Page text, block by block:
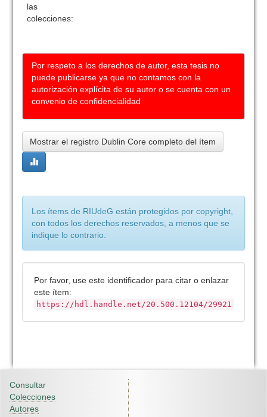
las
colecciones:
Por respeto a los derechos de autor, esta tesis no
puede publicarse ya que no contamos con la
autorización explícita de su autor o se cuenta con un
convenio de confidencialidad
Mostrar el registro Dublin Core completo del ítem
Los ítems de RIUdeG están protegidos por copyright,
con todos los derechos reservados, a menos que se
indique lo contrario.
Por favor, use este identificador para citar o enlazar
este ítem:
https://hdl.handle.net/20.500.12104/29921
Consultar
Colecciones
Autores